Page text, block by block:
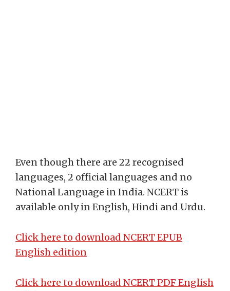
Even though there are 22 recognised
languages, 2 official languages and no
National Language in India. NCERT is
available only in English, Hindi and Urdu.
Click here to download NCERT EPUB
English edition
Click here to download NCERT PDF English